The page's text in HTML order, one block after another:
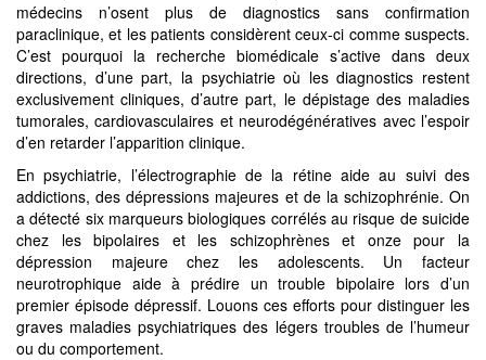
médecins n’osent plus de diagnostics sans confirmation
paraclinique, et les patients considèrent ceux-ci comme suspects.
C’est pourquoi la recherche biomédicale s’active dans deux
directions, d’une part, la psychiatrie où les diagnostics restent
exclusivement cliniques, d’autre part, le dépistage des maladies
tumorales, cardiovasculaires et neurodégénératives avec l’espoir
d’en retarder l’apparition clinique.
En psychiatrie, l’électrographie de la rétine aide au suivi des
addictions, des dépressions majeures et de la schizophrénie. On
a détecté six marqueurs biologiques corrélés au risque de suicide
chez les bipolaires et les schizophrènes et onze pour la
dépression majeure chez les adolescents. Un facteur
neurotrophique aide à prédire un trouble bipolaire lors d’un
premier épisode dépressif. Louons ces efforts pour distinguer les
graves maladies psychiatriques des légers troubles de l’humeur
ou du comportement.